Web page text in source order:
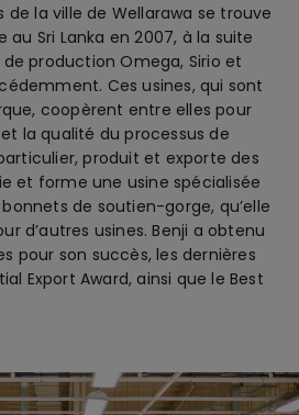
de la ville de Wellarawa se trouve
au Sri Lanka en 2007, à la suite
production Omega, Sirio et
Ces usines, qui sont
coopèrent entre elles pour
la qualité du processus de
produit et exporte des
et forme une usine spécialisée
de soutien-gorge, qu’elle
d’autres usines. Benji a obtenu
pour son succès, les dernières
Export Award, ainsi que le Best